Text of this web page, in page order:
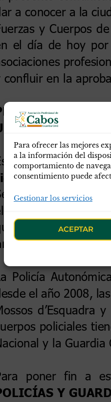
Para ofrecer las mejores
a la información del
comportamiento de
consentimiento puede
Gestionar los servicios
ACEPTAR